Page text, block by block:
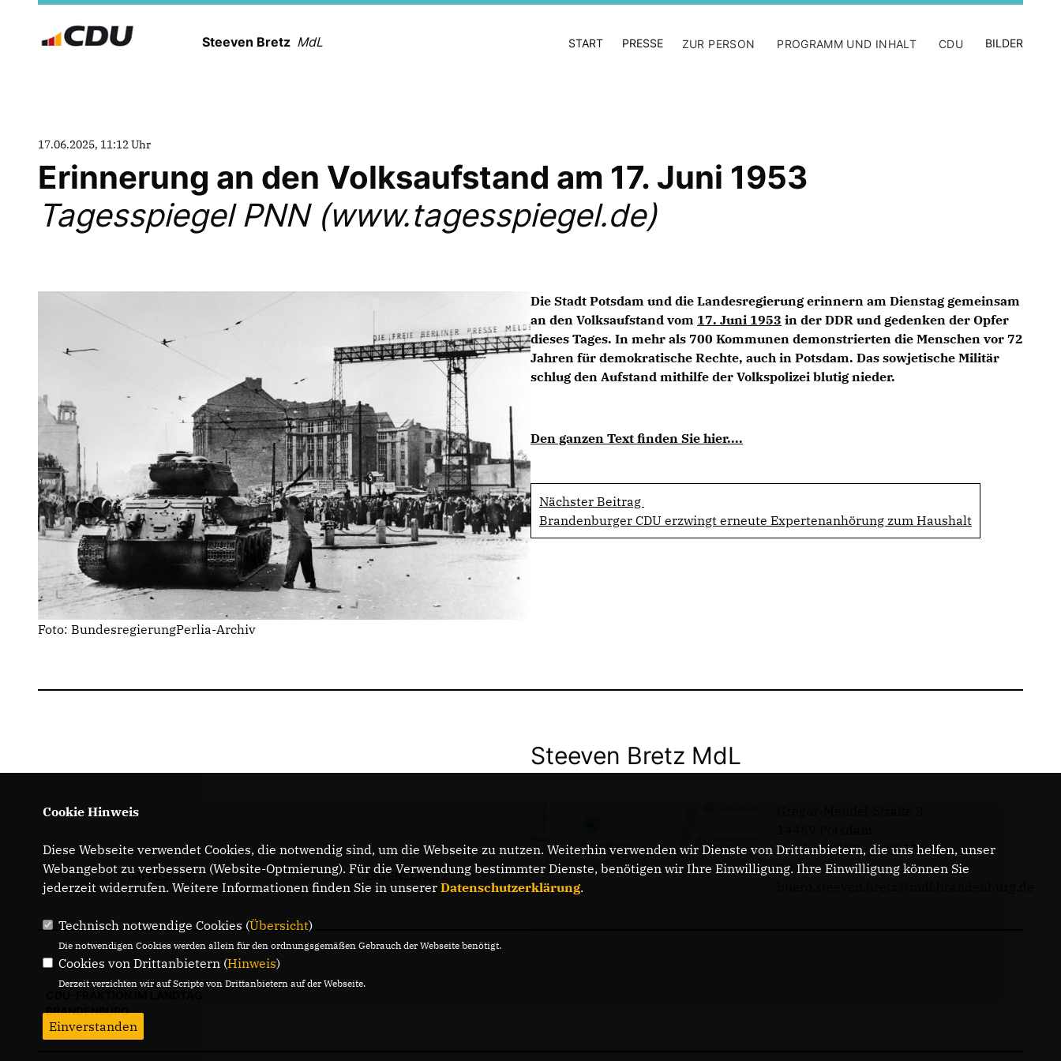
Steeven Bretz MdL START PRESSE ZUR PERSON PROGRAMM UND INHALT CDU BILDER
17.06.2025, 11:12 Uhr
Erinnerung an den Volksaufstand am 17. Juni 1953
Tagesspiegel PNN (www.tagesspiegel.de)
Die Stadt Potsdam und die Landesregierung erinnern am Dienstag gemeinsam
an den Volksaufstand vom 17. Juni 1953 in der DDR und gedenken der Opfer
dieses Tages. In mehr als 700 Kommunen demonstrierten die Menschen vor 72
Jahren für demokratische Rechte, auch in Potsdam. Das sowjetische Militär
schlug den Aufstand mithilfe der Volkspolizei blutig nieder.
Den ganzen Text finden Sie hier....
Nächster Beitrag
Brandenburger CDU erzwingt erneute Expertenanhörung zum Haushalt
Foto: BundesregierungPerlia-Archiv
IMPRESSUM DATENSCHUTZ
Steeven Bretz MdL
Telefon: 0331 - 20085713
E-Mail:
BRANDENBURG
Cookie Hinweis
Diese Webseite verwendet Cookies, die notwendig sind, um die Webseite zu nutzen. Weiterhin verwenden wir Dienste von Drittanbietern, die uns helfen, unser
Webangebot zu verbessern (Website-Optmierung). Für die Verwendung bestimmter Dienste, benötigen wir Ihre Einwilligung. Ihre Einwilligung können Sie
jederzeit widerrufen. Weitere Informationen finden Sie in unserer Datenschutzerklärung.
Technisch notwendige Cookies (Übersicht)
Die notwendigen Cookies werden allein für den ordnungsgemäßen Gebrauch der Webseite benötigt.
Cookies von Drittanbietern (Hinweis)
Derzeit verzichten wir auf Scripte von Drittanbietern auf der Webseite.
Einverstanden